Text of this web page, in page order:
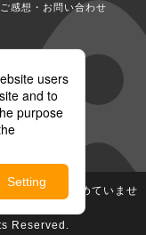
感想・お問い合わせ
ャンネル
無断利用は認めていませ
Reserved.